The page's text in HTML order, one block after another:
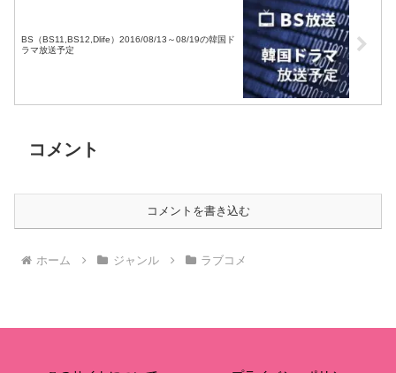
BS（BS11,BS12,Dlife）2016/08/13～08/19の韓国ド
ラマ放送予定
コメント
コメントを書き込む
ホーム ジャンル ラブコメ